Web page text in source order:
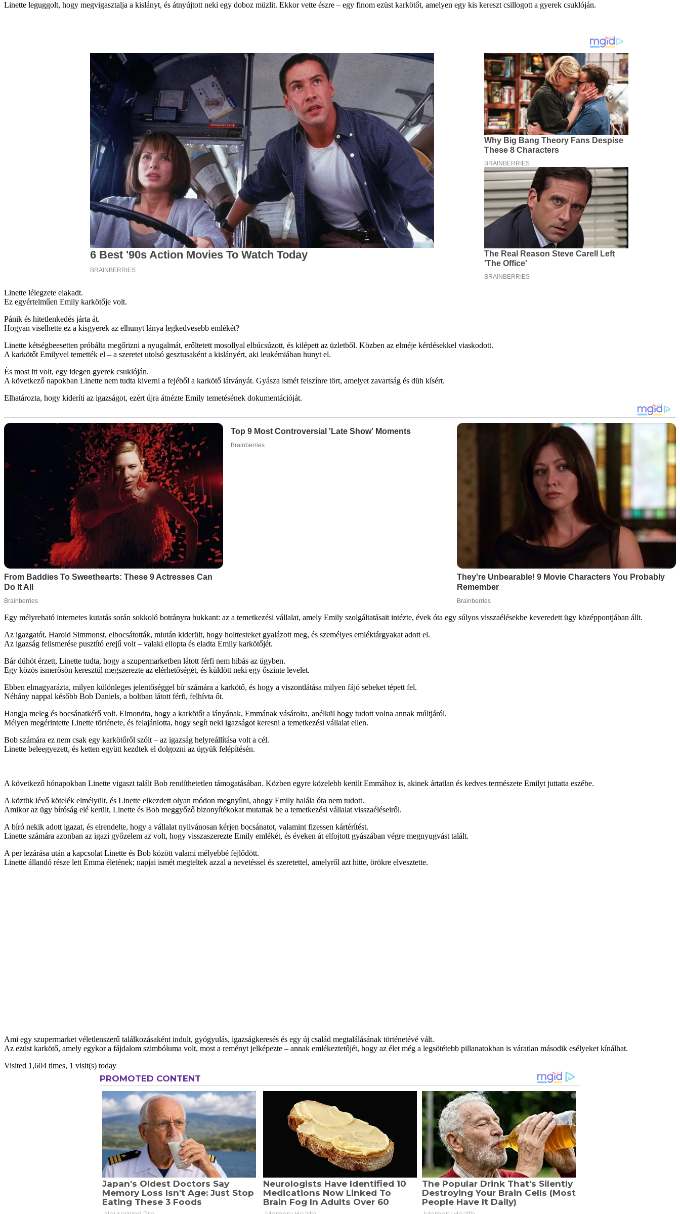
Linette leguggolt, hogy megvigasztalja a kislányt, és átnyújtott neki egy doboz müzlit. Ekkor vette észre – egy finom ezüst karkötőt, amelyen egy kis kereszt csillogott a gyerek csuklóján.
Linette lélegzete elakadt.
Ez egyértelműen Emily karkötője volt.
Pánik és hitetlenkedés járta át.
Hogyan viselhette ez a kisgyerek az elhunyt lánya legkedvesebb emlékét?
Linette kétségbeesetten próbálta megőrizni a nyugalmát, erőltetett mosollyal elbúcsúzott, és kilépett az üzletből. Közben az elméje kérdésekkel viaskodott.
A karkötőt Emilyvel temették el – a szeretet utolsó gesztusaként a kislányért, aki leukémiában hunyt el.
És most itt volt, egy idegen gyerek csuklóján.
A következő napokban Linette nem tudta kiverni a fejéből a karkötő látványát. Gyásza ismét felszínre tört, amelyet zavartság és düh kísért.
Elhatározta, hogy kideríti az igazságot, ezért újra átnézte Emily temetésének dokumentációját.
Egy mélyreható internetes kutatás során sokkoló botrányra bukkant: az a temetkezési vállalat, amely Emily szolgáltatásait intézte, évek óta egy súlyos visszaélésekbe keveredett ügy középpontjában állt.
Az igazgatót, Harold Simmonst, elbocsátották, miután kiderült, hogy holttesteket gyalázott meg, és személyes emléktárgyakat adott el.
Az igazság felismerése pusztító erejű volt – valaki ellopta és eladta Emily karkötőjét.
Bár dühöt érzett, Linette tudta, hogy a szupermarketben látott férfi nem hibás az ügyben.
Egy közös ismerősön keresztül megszerezte az elérhetőségét, és küldött neki egy őszinte levelet.
Ebben elmagyarázta, milyen különleges jelentőséggel bír számára a karkötő, és hogy a viszontlátása milyen fájó sebeket tépett fel.
Néhány nappal később Bob Daniels, a boltban látott férfi, felhívta őt.
Hangja meleg és bocsánatkérő volt. Elmondta, hogy a karkötőt a lányának, Emmának vásárolta, anélkül hogy tudott volna annak múltjáról.
Mélyen megérintette Linette története, és felajánlotta, hogy segít neki igazságot keresni a temetkezési vállalat ellen.
Bob számára ez nem csak egy karkötőről szólt – az igazság helyreállítása volt a cél.
Linette beleegyezett, és ketten együtt kezdtek el dolgozni az ügyük felépítésén.
A következő hónapokban Linette vigaszt talált Bob rendíthetetlen támogatásában. Közben egyre közelebb került Emmához is, akinek ártatlan és kedves természete Emilyt juttatta eszébe.
A köztük lévő kötelék elmélyült, és Linette elkezdett olyan módon megnyílni, ahogy Emily halála óta nem tudott.
Amikor az ügy bíróság elé került, Linette és Bob meggyőző bizonyítékokat mutattak be a temetkezési vállalat visszaéléseiről.
A bíró nekik adott igazat, és elrendelte, hogy a vállalat nyilvánosan kérjen bocsánatot, valamint fizessen kártérítést.
Linette számára azonban az igazi győzelem az volt, hogy visszaszerezte Emily emlékét, és éveken át elfojtott gyászában végre megnyugvást talált.
A per lezárása után a kapcsolat Linette és Bob között valami mélyebbé fejlődött.
Linette állandó része lett Emma életének; napjai ismét megteltek azzal a nevetéssel és szeretettel, amelyről azt hitte, örökre elvesztette.
Ami egy szupermarket véletlenszerű találkozásaként indult, gyógyulás, igazságkeresés és egy új család megtalálásának történetévé vált.
Az ezüst karkötő, amely egykor a fájdalom szimbóluma volt, most a reményt jelképezte – annak emlékeztetőjét, hogy az élet még a legsötétebb pillanatokban is váratlan második esélyeket kínálhat.
Visited 1,604 times, 1 visit(s) today